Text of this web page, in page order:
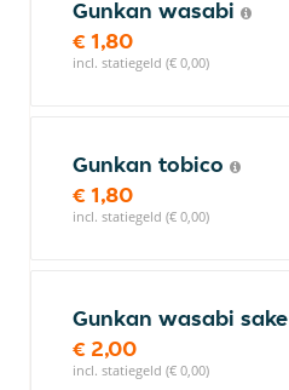
Gunkan wasabi
€ 1,80
incl. statiegeld (€ 0,00)
Gunkan tobico
€ 1,80
incl. statiegeld (€ 0,00)
Gunkan wasabi sake
€ 2,00
incl. statiegeld (€ 0,00)